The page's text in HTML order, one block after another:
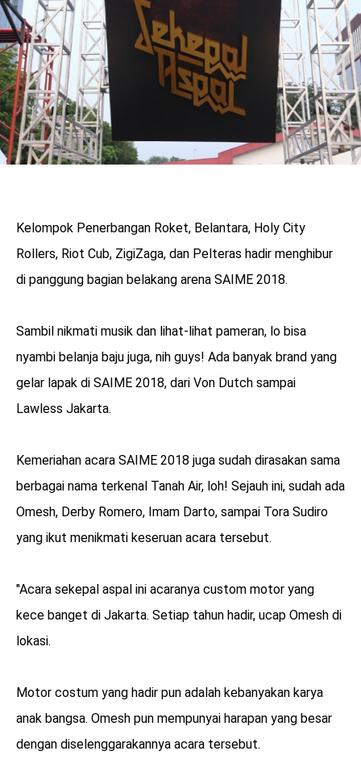
Kelompok Penerbangan Roket, Belantara, Holy City
Rollers, Riot Cub, ZigiZaga, dan Pelteras hadir menghibur
di panggung bagian belakang arena SAIME 2018.
Sambil nikmati musik dan lihat-lihat pameran, lo bisa
nyambi belanja baju juga, nih guys! Ada banyak brand yang
gelar lapak di SAIME 2018, dari Von Dutch sampai
Lawless Jakarta.
Kemeriahan acara SAIME 2018 juga sudah dirasakan sama
berbagai nama terkenal Tanah Air, loh! Sejauh ini, sudah ada
Omesh, Derby Romero, Imam Darto, sampai Tora Sudiro
yang ikut menikmati keseruan acara tersebut.
"Acara sekepal aspal ini acaranya custom motor yang
kece banget di Jakarta. Setiap tahun hadir, ucap Omesh di
lokasi.
Motor costum yang hadir pun adalah kebanyakan karya
anak bangsa. Omesh pun mempunyai harapan yang besar
dengan diselenggarakannya acara tersebut.